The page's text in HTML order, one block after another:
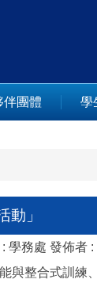
伴團體 學
動」
學務處 發佈者 :
與整合式訓